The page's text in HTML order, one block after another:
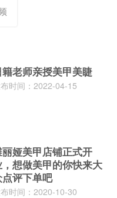
籍老师亲授美甲美睫
时间：2022-04-15
丽娅美甲店铺正式开
，想做美甲的你快来大
点评下单吧
时间：2020-10-30